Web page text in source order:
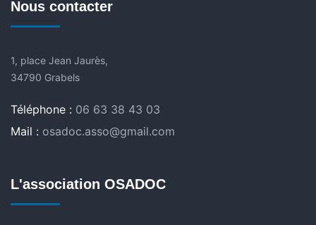
Nous contacter
1, place Jean Jaurès,
34790 Grabels
Téléphone : 06 63 38 43 03
Mail : osadoc.asso@gmail.com
L'association OSADOC